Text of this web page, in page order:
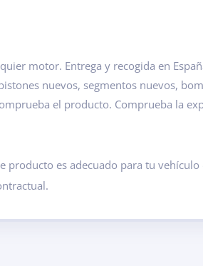
motor. Entrega y recogida en
nuevos, segmentos nuevos,
el producto. Comprueba la
producto es adecuado para tu